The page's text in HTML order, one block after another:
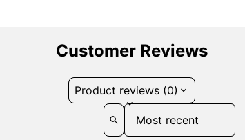
Customer Reviews
Product reviews (0)
Sort reviews by